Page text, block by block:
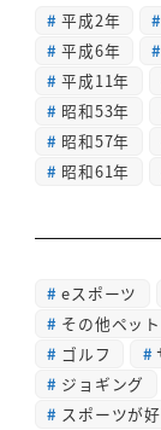
平成2年
平成6年
平成11年
昭和53年
昭和57年
昭和61年
eスポーツ
その他ペット
ゴルフ
ジョギング
スポーツが